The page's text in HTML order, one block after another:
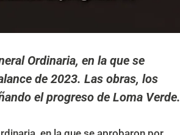
Ordinaria, en la que se
de 2023. Las obras, los
el progreso de Loma Verde.